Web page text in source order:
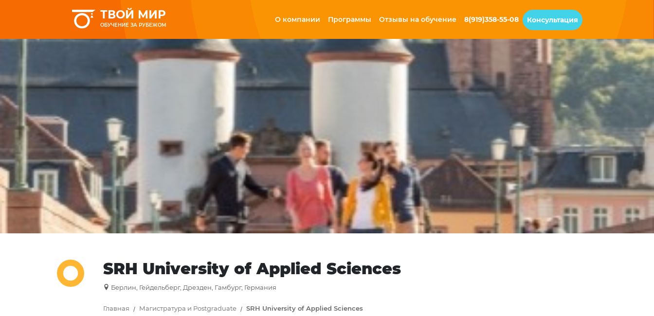
ТВОЙ МИР
ОБУЧЕНИЕ ЗА РУБЕЖОМ
О компании Программы Отзывы на обучение 8(919)358-55-08 Консультация
SRH University of Applied Sciences
Берлин, Гейдельберг, Дрезден, Гамбург, Германия
Главная Магистратура и Postgraduate SRH University of Applied Sciences